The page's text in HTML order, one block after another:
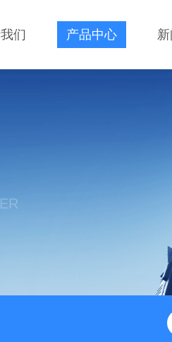
们 产品中心
03SMC隔膜泵 AVL-20-25-